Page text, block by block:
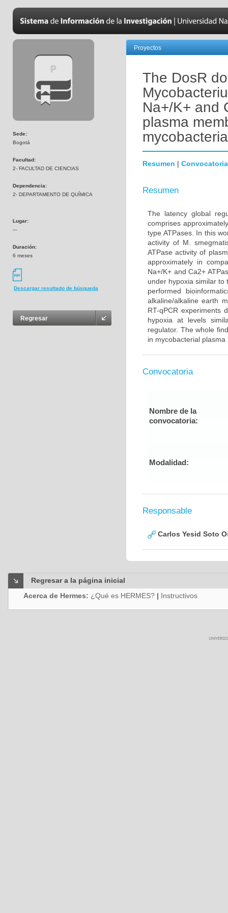
Sede:
Bogotá
Facultad:
2- FACULTAD DE CIENCIAS
Dependencia:
2- DEPARTAMENTO DE QUÍMICA
Lugar:
---
Duración:
6 meses
Descargar resultado de búsqueda
Regresar
Proyectos
The DosR
Na+/K+ and
plasma
mycobacteria
Resumen | Convocatoria
Resumen
The latency global
comprises
type ATPases. In this
activity of M.
ATPase activity of
approximately in
Na+/K+ and Ca2+
under hypoxia similar to
performed
alkaline/alkaline earth
RT-qPCR experiments
hypoxia at levels
regulator. The whole
in mycobacterial
Convocatoria
Nombre de la
convocatoria:
Modalidad:
Responsable
Carlos Yesid Soto
Regresar a la página inicial
Acerca de Hermes: ¿Qué es HERMES? | Instructivos